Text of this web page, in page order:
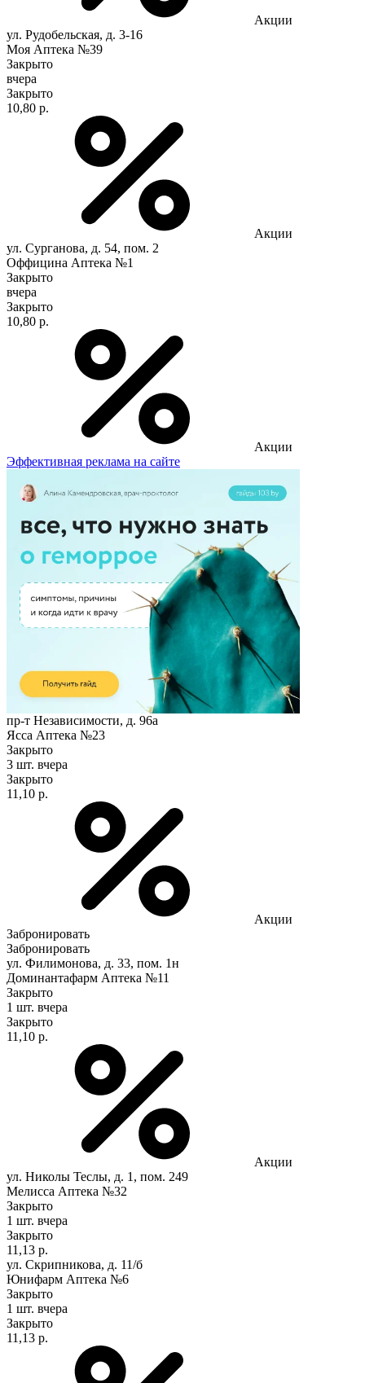
Акции
ул. Рудобельская, д. 3-16
Моя Аптека №39
Закрыто
вчера
Закрыто
10,80 р.
Акции
ул. Сурганова, д. 54, пом. 2
Оффицина Аптека №1
Закрыто
вчера
Закрыто
10,80 р.
Акции
Эффективная реклама на сайте
пр-т Независимости, д. 96а
Ясса Аптека №23
Закрыто
3 шт. вчера
Закрыто
11,10 р.
Акции
Забронировать
Забронировать
ул. Филимонова, д. 33, пом. 1н
Доминантафарм Аптека №11
Закрыто
1 шт. вчера
Закрыто
11,10 р.
Акции
ул. Николы Теслы, д. 1, пом. 249
Мелисса Аптека №32
Закрыто
1 шт. вчера
Закрыто
11,13 р.
ул. Скрипникова, д. 11/б
Юнифарм Аптека №6
Закрыто
1 шт. вчера
Закрыто
11,13 р.